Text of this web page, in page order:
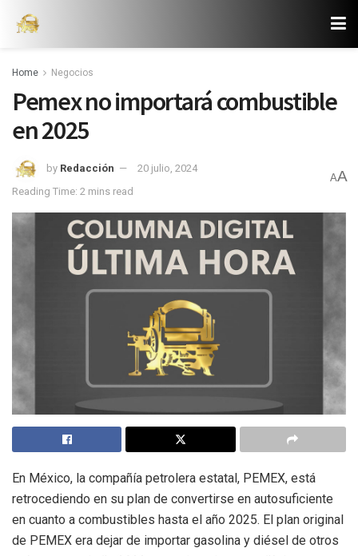
Home Negocios
Pemex no importará combustible
en 2025
by Redacción
20 julio, 2024
Reading Time: 2 mins read
AA
En México, la compañía petrolera estatal, PEMEX, está
retrocediendo en su plan de convertirse en autosuficiente
en cuanto a combustibles hasta el año 2025. El plan original
de PEMEX era dejar de importar gasolina y diésel de otros